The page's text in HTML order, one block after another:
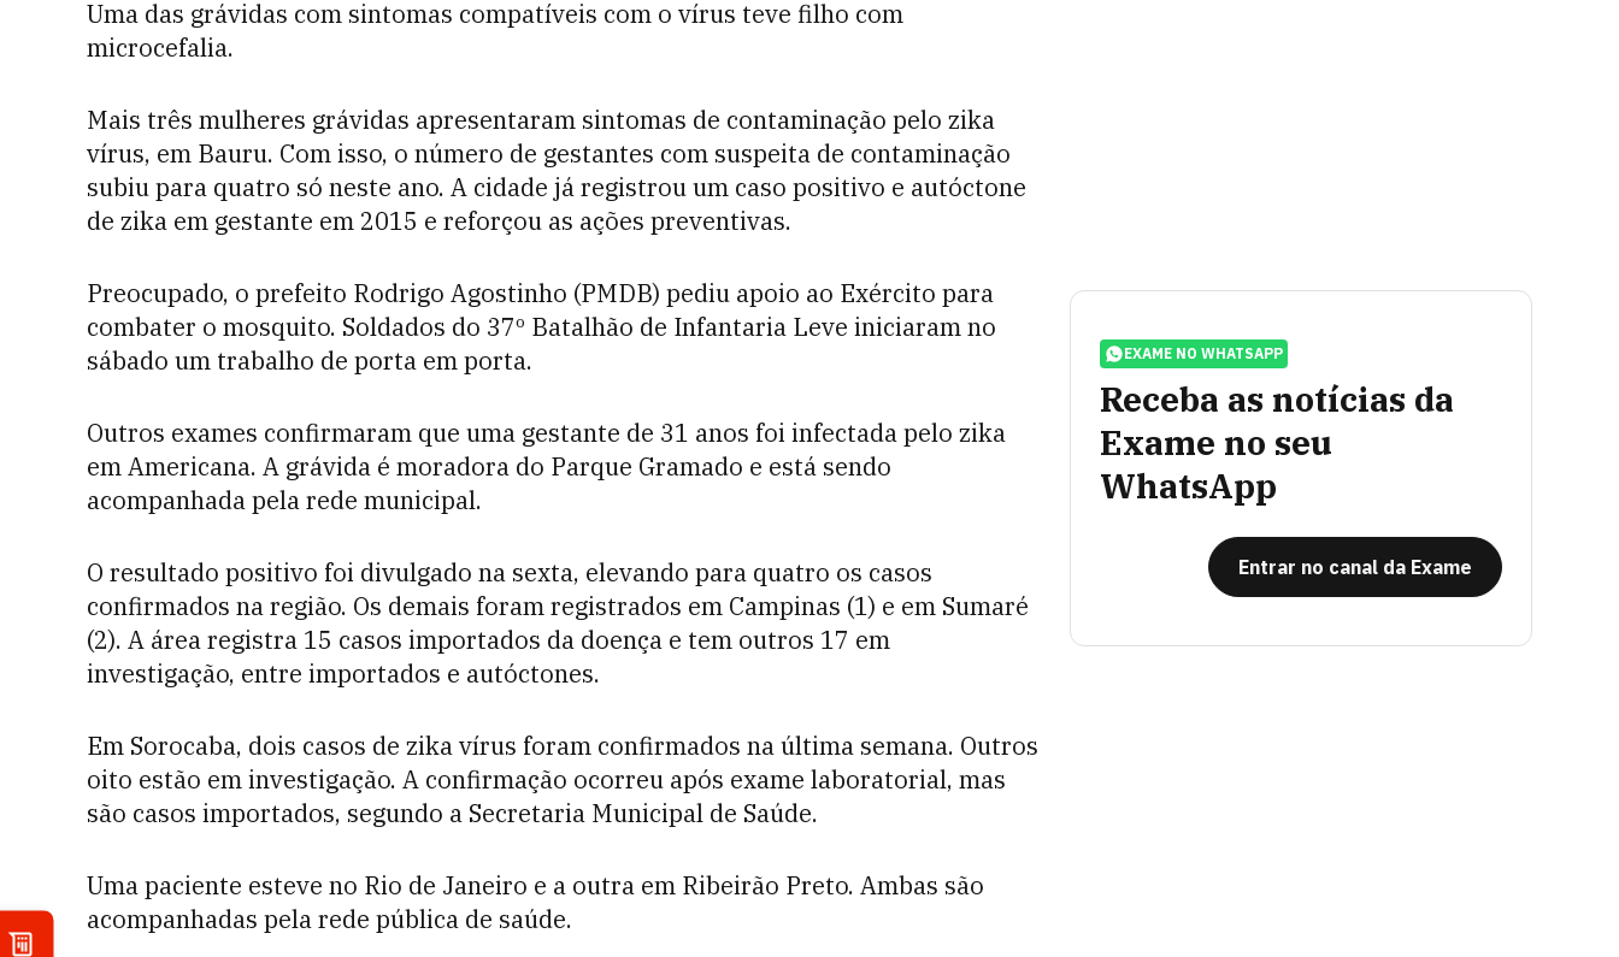
Uma das grávidas com sintomas compatíveis com o vírus teve filho com
microcefalia.
Mais três mulheres grávidas apresentaram sintomas de contaminação pelo zika
vírus, em Bauru. Com isso, o número de gestantes com suspeita de contaminação
subiu para quatro só neste ano. A cidade já registrou um caso positivo e autóctone
de zika em gestante em 2015 e reforçou as ações preventivas.
Preocupado, o prefeito Rodrigo Agostinho (PMDB) pediu apoio ao Exército para
combater o mosquito. Soldados do 37º Batalhão de Infantaria Leve iniciaram no
sábado um trabalho de porta em porta.
Outros exames confirmaram que uma gestante de 31 anos foi infectada pelo zika
em Americana. A grávida é moradora do Parque Gramado e está sendo
acompanhada pela rede municipal.
O resultado positivo foi divulgado na sexta, elevando para quatro os casos
confirmados na região. Os demais foram registrados em Campinas (1) e em Sumaré
(2). A área registra 15 casos importados da doença e tem outros 17 em
investigação, entre importados e autóctones.
Em Sorocaba, dois casos de zika vírus foram confirmados na última semana. Outros
oito estão em investigação. A confirmação ocorreu após exame laboratorial, mas
são casos importados, segundo a Secretaria Municipal de Saúde.
Uma paciente esteve no Rio de Janeiro e a outra em Ribeirão Preto. Ambas são
acompanhadas pela rede pública de saúde.
EXAME NO WHATSAPP
Receba as notícias da
Exame no seu
WhatsApp
Entrar no canal da Exame